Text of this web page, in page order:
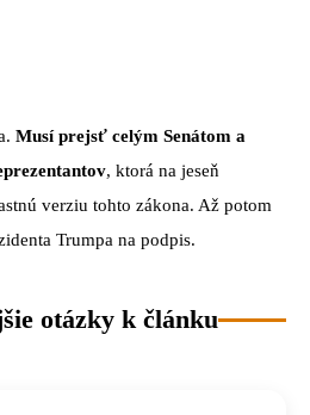
Musí prejsť celým Senátom a
, ktorá na jeseň
verziu tohto zákona. Až potom
Trumpa na podpis.
otázky k článku